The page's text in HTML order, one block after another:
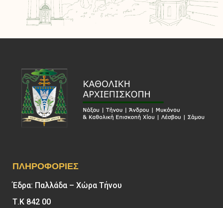
ΠΛΗΡΟΦΟΡΊΕΣ
Έδρα: Παλλάδα – Χώρα Τήνου
Τ.Κ 842 00